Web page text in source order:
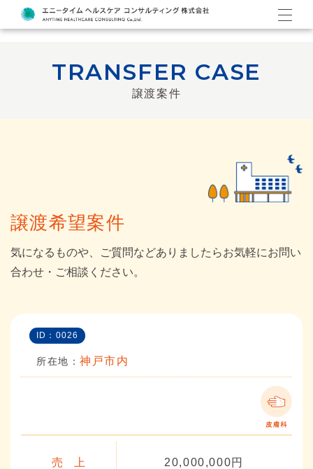
TRANSFER CASE
譲渡案件
譲渡希望案件
気になるものや、ご質問などありましたらお気軽にお問い
合わせ・ご相談ください。
ID：0026
所在地： 神戸市内
売 上 20,000,000円